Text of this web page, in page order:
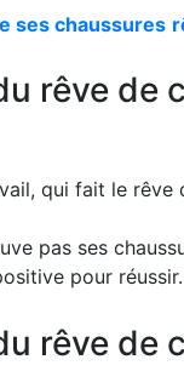
ses chaussures
rêve de
qui fait le
pas ses
pour réussir.
rêve de